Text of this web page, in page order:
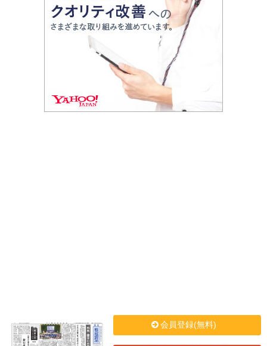
会員登録(無料)